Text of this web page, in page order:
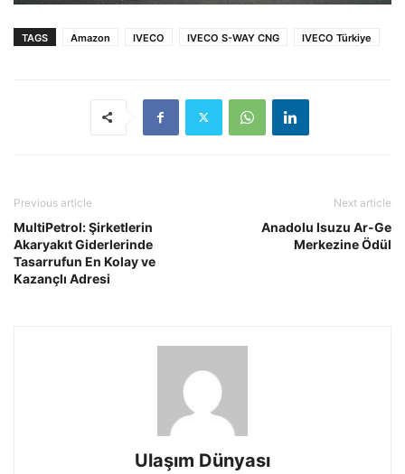
TAGS Amazon IVECO IVECO S-WAY CNG IVECO Türkiye
Previous article
MultiPetrol: Şirketlerin
Akaryakıt Giderlerinde
Tasarrufun En Kolay ve
Kazançlı Adresi
Next article
Anadolu Isuzu Ar-Ge
Merkezine Ödül
Ulaşım Dünyası